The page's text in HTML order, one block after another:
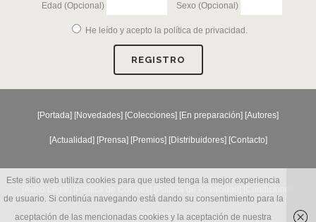
Edad (Opcional) Sexo (Opcional)
He leído y acepto la política de privacidad .
[Portada] [Novedades] [Colecciones] [En preparación] [Autores]
[Actualidad] [Prensa] [Premios] [Distribuidores] [Contacto]
Generales ]
Este sitio web utiliza cookies para que usted tenga la mejor experiencia
de usuario. Si continúa navegando está dando su consentimiento para la
aceptación de las mencionadas cookies y la aceptación de nuestra